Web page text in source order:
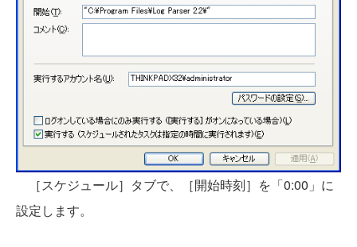
［スケジュール］タブで、［開始時刻］を「0:00」に
設定します。